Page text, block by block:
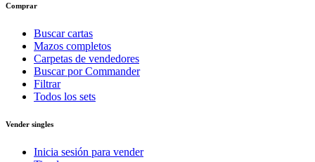
Comprar
Buscar cartas
Mazos completos
Carpetas de vendedores
Buscar por Commander
Filtrar
Todos los sets
Vender singles
Inicia sesión para vender